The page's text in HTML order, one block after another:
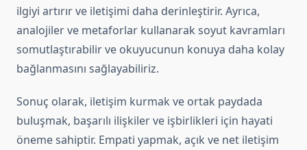
ilgiyi artırır ve iletişimi daha derinleştirir. Ayrıca,
analojiler ve metaforlar kullanarak soyut kavramları
somutlaştırabilir ve okuyucunun konuya daha kolay
bağlanmasını sağlayabiliriz.
Sonuç olarak, iletişim kurmak ve ortak paydada
buluşmak, başarılı ilişkiler ve işbirlikleri için hayati
öneme sahiptir. Empati yapmak, açık ve net iletişim